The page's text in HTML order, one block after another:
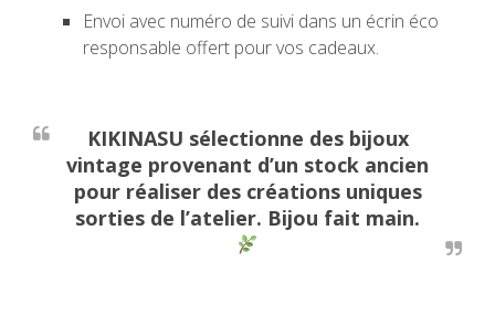
Envoi avec numéro de suivi dans un écrin éco
responsable offert pour vos cadeaux.
KIKINASU sélectionne des bijoux
vintage provenant d’un stock ancien
pour réaliser des créations uniques
sorties de l’atelier. Bijou fait main.